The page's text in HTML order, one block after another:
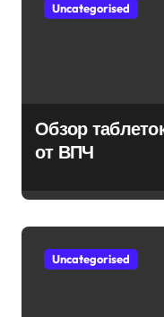
Uncategorised
Обзор
от ВПЧ
Uncategorised